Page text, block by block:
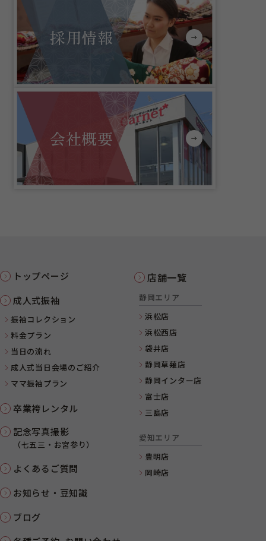
採用情報
会社概要
トップページ
成人式振袖
振袖コレクション
料金プラン
当日の流れ
成人式当日会場のご紹介
ママ振袖プラン
卒業袴レンタル
記念写真撮影
（七五三・お宮参り）
よくあるご質問
お知らせ・豆知識
ブログ
店舗一覧
静岡エリア
浜松店
浜松西店
袋井店
静岡草薙店
静岡インター店
富士店
三島店
愛知エリア
豊明店
岡崎店